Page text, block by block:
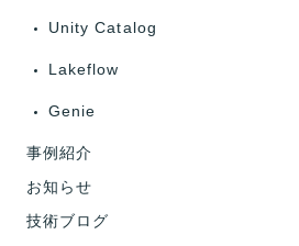
Unity Catalog
Lakeflow
Genie
事例紹介
お知らせ
技術ブログ